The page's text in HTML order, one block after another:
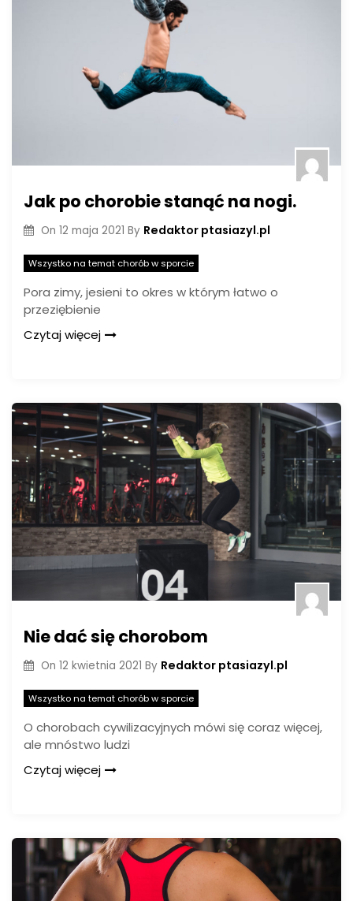
Jak po chorobie stanąć na nogi.
On 12 maja 2021 By Redaktor ptasiazyl.pl
Wszystko na temat chorób w sporcie
Pora zimy, jesieni to okres w którym łatwo o
przeziębienie
Czytaj więcej
Nie dać się chorobom
On 12 kwietnia 2021 By Redaktor ptasiazyl.pl
Wszystko na temat chorób w sporcie
O chorobach cywilizacyjnych mówi się coraz więcej,
ale mnóstwo ludzi
Czytaj więcej